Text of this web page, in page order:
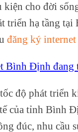
kiện cho đời
triển hạ tầng
đăng ký
Bình Định đang
độ phát triển
của tỉnh Bình
đúc, nhu cầu